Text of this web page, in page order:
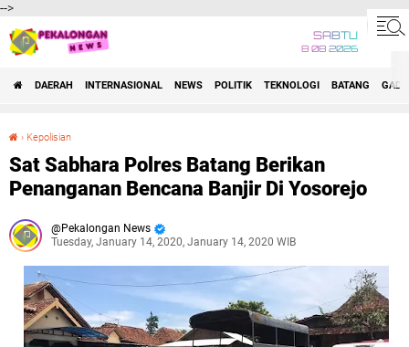
-->
SABTU
8 08 2026
DAERAH INTERNASIONAL NEWS POLITIK TEKNOLOGI BATANG
› Kepolisian
Sat Sabhara Polres Batang Berikan
Penanganan Bencana Banjir Di Yosorejo
Pekalongan News
Tuesday, January 14, 2020, January 14, 2020 WIB